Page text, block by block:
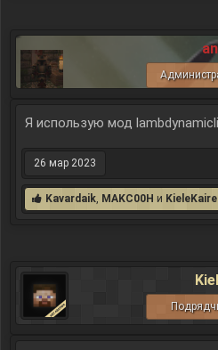
Я использую мод
26 мар 2023
Kavardaik, MAKC00H и KieleKaire